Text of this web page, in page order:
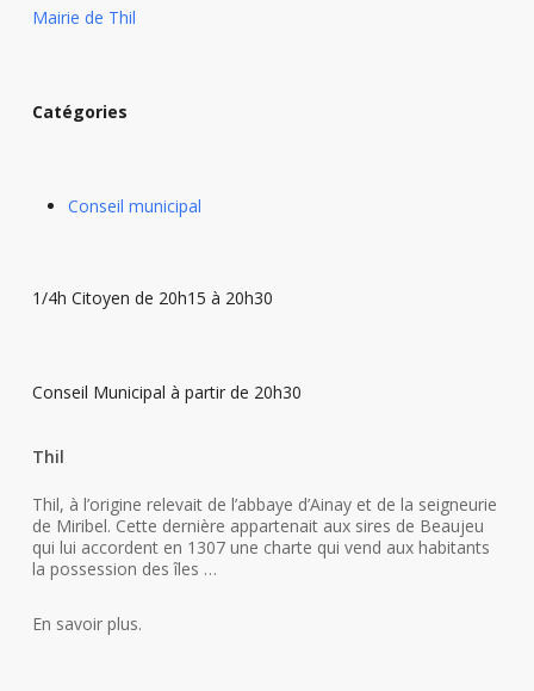
Mairie de Thil
Catégories
Conseil municipal
1/4h Citoyen de 20h15 à 20h30
Conseil Municipal à partir de 20h30
Thil
Thil, à l’origine relevait de l’abbaye d’Ainay et de la seigneurie
de Miribel. Cette dernière appartenait aux sires de Beaujeu
qui lui accordent en 1307 une charte qui vend aux habitants
la possession des îles …
En savoir plus.